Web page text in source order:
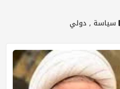
سياسة , دولي